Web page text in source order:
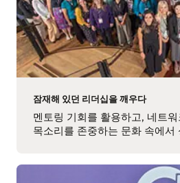
잠재해 있던 리더십을 깨우다
멘토링 기회를 활용하고, 네트
목소리를 존중하는 문화 속에서